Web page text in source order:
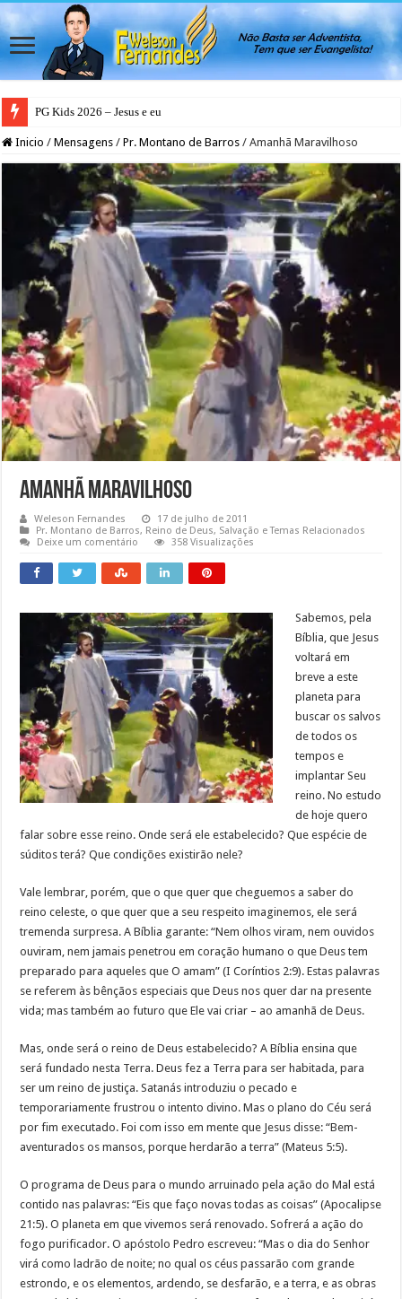
PG Kids 2026 – Jesus e eu
Inicio / Mensagens / Pr. Montano de Barros / Amanhã Maravilhoso
Amanhã Maravilhoso
Weleson Fernandes
17 de julho de 2011
Pr. Montano de Barros, Reino de Deus, Salvação e Temas Relacionados
Deixe um comentário
358 Visualizações
Sabemos, pela
Bíblia, que Jesus
voltará em
breve a este
planeta para
buscar os salvos
de todos os
tempos e
implantar Seu
reino. No estudo
de hoje quero
falar sobre esse reino. Onde será ele estabelecido? Que espécie de
súditos terá? Que condições existirão nele?
Vale lembrar, porém, que o que quer que cheguemos a saber do
reino celeste, o que quer que a seu respeito imaginemos, ele será
tremenda surpresa. A Bíblia garante: “Nem olhos viram, nem ouvidos
ouviram, nem jamais penetrou em coração humano o que Deus tem
preparado para aqueles que O amam” (I Coríntios 2:9). Estas palavras
se referem às bênçãos especiais que Deus nos quer dar na presente
vida; mas também ao futuro que Ele vai criar – ao amanhã de Deus.
Mas, onde será o reino de Deus estabelecido? A Bíblia ensina que
será fundado nesta Terra. Deus fez a Terra para ser habitada, para
ser um reino de justiça. Satanás introduziu o pecado e
temporariamente frustrou o intento divino. Mas o plano do Céu será
por fim executado. Foi com isso em mente que Jesus disse: “Bem-
aventurados os mansos, porque herdarão a terra” (Mateus 5:5).
O programa de Deus para o mundo arruinado pela ação do Mal está
contido nas palavras: “Eis que faço novas todas as coisas” (Apocalipse
21:5). O planeta em que vivemos será renovado. Sofrerá a ação do
fogo purificador. O apóstolo Pedro escreveu: “Mas o dia do Senhor
virá como ladrão de noite; no qual os céus passarão com grande
estrondo, e os elementos, ardendo, se desfarão, e a terra, e as obras